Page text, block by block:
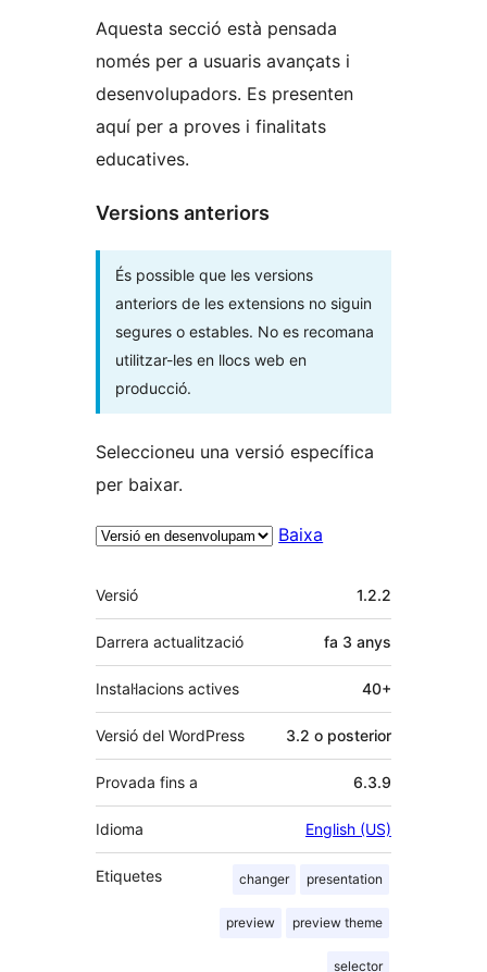
Aquesta secció està pensada
només per a usuaris avançats i
desenvolupadors. Es presenten
aquí per a proves i finalitats
educatives.
Versions anteriors
És possible que les versions
anteriors de les extensions no siguin
segures o estables. No es recomana
utilitzar-les en llocs web en
producció.
Seleccioneu una versió específica
per baixar.
Baixa
Meta
Versió 1.2.2
Darrera actualització fa 3 anys
Instal·lacions actives 40+
Versió del WordPress 3.2 o posterior
Provada fins a 6.3.9
Idioma English (US)
Etiquetes changer presentation
preview preview theme
selector